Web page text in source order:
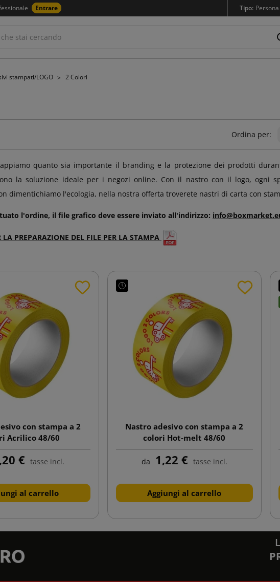
Entrare Tipo: Persona
stampati/LOGO 2 Colori
Ordina per:
quanto sia importante il branding e la protezione dei prodotti
la soluzione ideale per i negozi online. Con il nastro con il logo, ogni
dimentichiamo l'ecologia, nella nostra offerta troverete nastri di carta con
l'ordine, il file grafico deve essere inviato all'indirizzo:
LA PREPARAZIONE DEL FILE PER LA STAMPA
con stampa a 2
Acrilico 48/60
€ tasse incl.
al carrello
Nastro adesivo con stampa a 2
colori Hot-melt 48/60
da 1,22 € tasse incl.
Aggiungi al carrello